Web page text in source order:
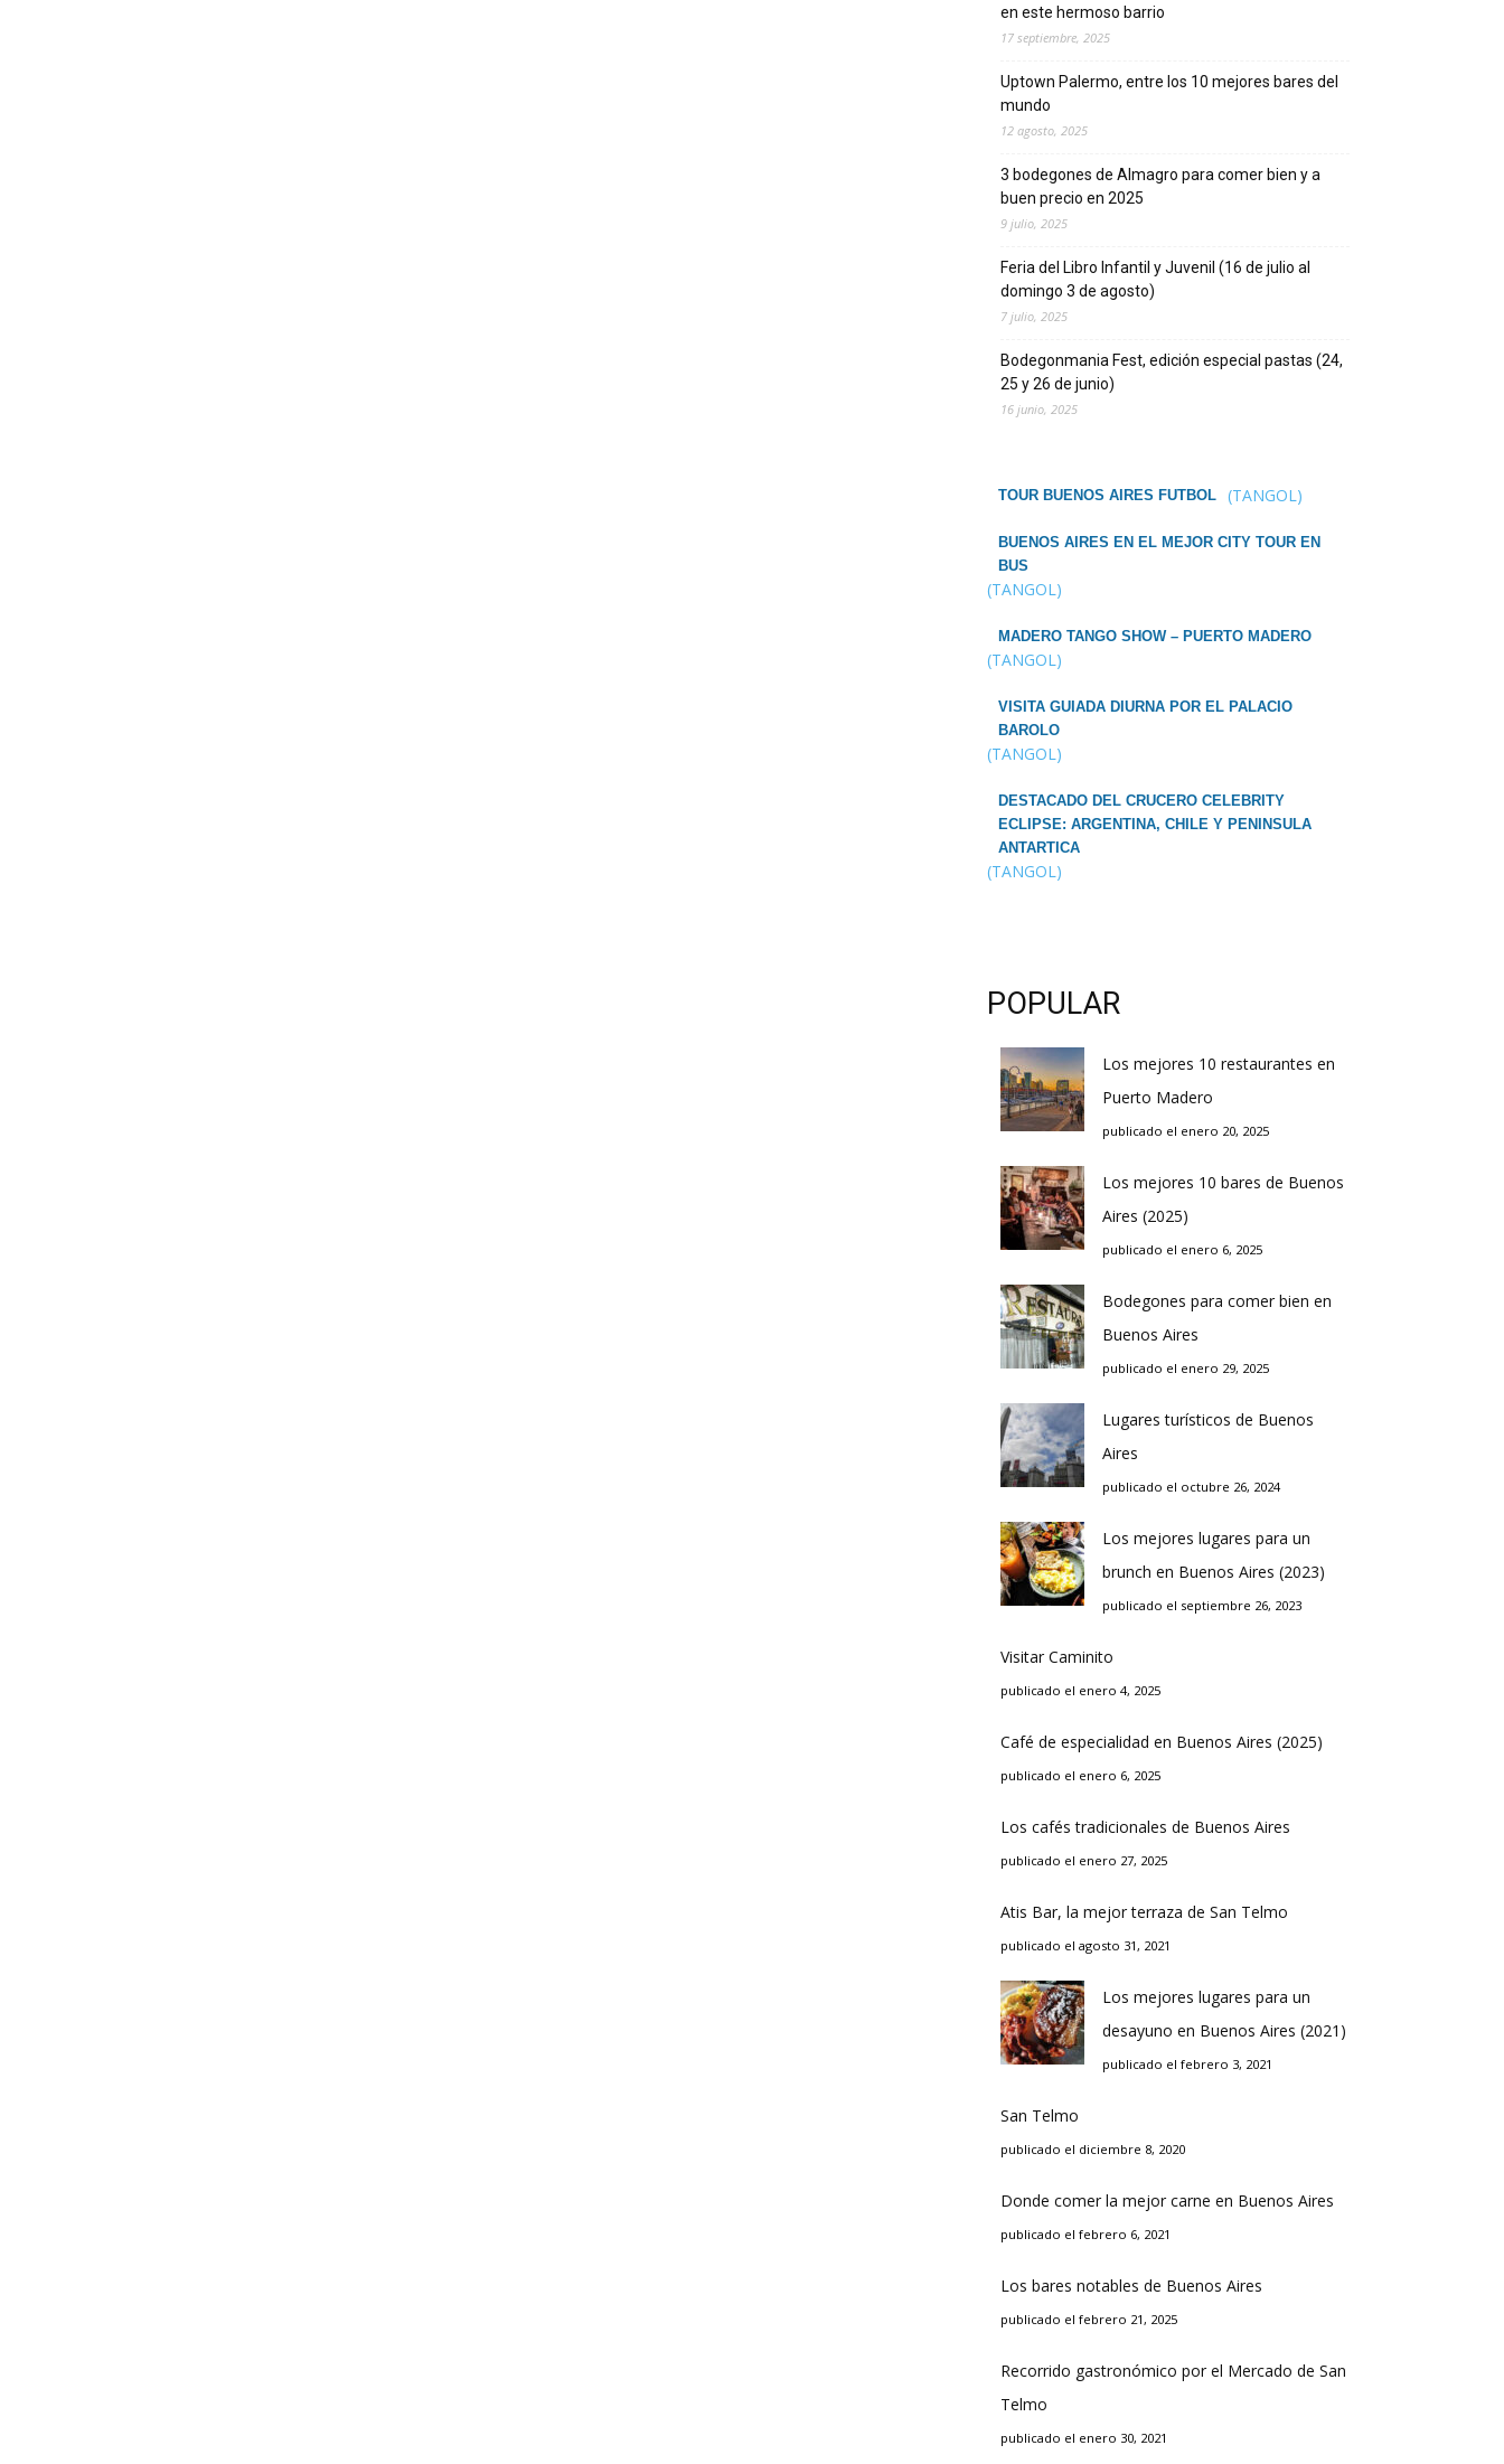
en este hermoso barrio
17 septiembre, 2025
Uptown Palermo, entre los 10 mejores bares del
mundo
12 agosto, 2025
3 bodegones de Almagro para comer bien y a
buen precio en 2025
9 julio, 2025
Feria del Libro Infantil y Juvenil (16 de julio al
domingo 3 de agosto)
7 julio, 2025
Bodegonmania Fest, edición especial pastas (24,
25 y 26 de junio)
16 junio, 2025
TOUR BUENOS AIRES FUTBOL (TANGOL)
BUENOS AIRES EN EL MEJOR CITY TOUR EN
BUS
(TANGOL)
MADERO TANGO SHOW – PUERTO MADERO
(TANGOL)
VISITA GUIADA DIURNA POR EL PALACIO
BAROLO
(TANGOL)
DESTACADO DEL CRUCERO CELEBRITY
ECLIPSE: ARGENTINA, CHILE Y PENINSULA
ANTARTICA
(TANGOL)
POPULAR
Los mejores 10 restaurantes en
Puerto Madero
publicado el enero 20, 2025
Los mejores 10 bares de Buenos
Aires (2025)
publicado el enero 6, 2025
Bodegones para comer bien en
Buenos Aires
publicado el enero 29, 2025
Lugares turísticos de Buenos
Aires
publicado el octubre 26, 2024
Los mejores lugares para un
brunch en Buenos Aires (2023)
publicado el septiembre 26, 2023
Visitar Caminito
publicado el enero 4, 2025
Café de especialidad en Buenos Aires (2025)
publicado el enero 6, 2025
Los cafés tradicionales de Buenos Aires
publicado el enero 27, 2025
Atis Bar, la mejor terraza de San Telmo
publicado el agosto 31, 2021
Los mejores lugares para un
desayuno en Buenos Aires (2021)
publicado el febrero 3, 2021
San Telmo
publicado el diciembre 8, 2020
Donde comer la mejor carne en Buenos Aires
publicado el febrero 6, 2021
Los bares notables de Buenos Aires
publicado el febrero 21, 2025
Recorrido gastronómico por el Mercado de San
Telmo
publicado el enero 30, 2021